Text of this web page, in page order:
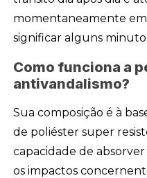
momentaneamente
significar alguns
Como funciona a
antivandalismo?
Sua composição é à
de poliéster super
capacidade de
os impactos